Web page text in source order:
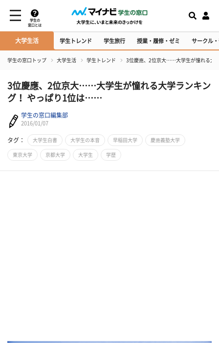
学生の
窓口とは
大学生活 学生トレンド 学生旅行 授業・履修・ゼミ サークル
学生の窓口トップ 大学生活 学生トレンド 3位慶應、2位京大……大学生が憧れる大
3位慶應、2位京大……大学生が憧れる大学ランキン
グ！ やっぱり1位は……
学生の窓口編集部
2016/01/07
タグ： 大学生白書 大学生の本音 早稲田大学 慶應義塾大学
東京大学 京都大学 大学生 学歴